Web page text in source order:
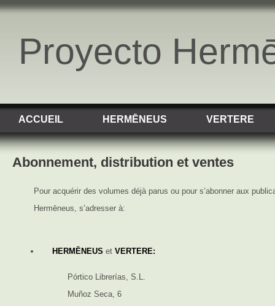
Proyecto
ACCUEIL HERMĒNEUS VERTERE
Abonnement, distribution et ventes
Pour acquérir des volumes déjà parus ou pour s’abonner aux
Hermēneus, s’adresser à:
HERMĒNEUS et VERTERE:
Pórtico Librerías, S.L.
Muñoz Seca, 6